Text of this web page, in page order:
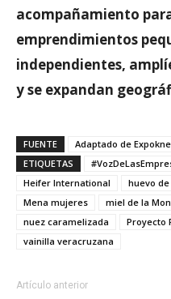
acompañamiento
emprendimientos
independientes,
y se expandan
FUENTE
Adaptado de
ETIQUETAS
Heifer International
huevo
Mena mujeres
miel de la
nuez caramelizada
Proyecto
vainilla veracruzana
Artículo anterior